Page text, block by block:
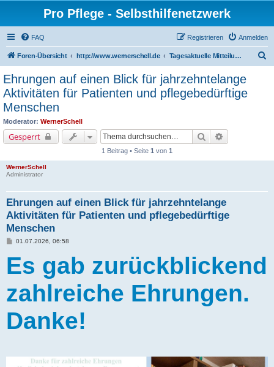
Pro Pflege - Selbsthilfenetzwerk
FAQ Anmelden
Registrieren
Foren-Übersicht http://www.wernerschell.de Tagesaktuelle Mitteilungen
Ehrungen auf einen Blick für jahrzehntelange
Aktivitäten für Patienten und pflegebedürftige
Menschen
Moderator: WernerSchell
Gesperrt Suche
1 Beitrag • Seite 1 von 1
WernerSchell
Administrator
Ehrungen auf einen Blick für jahrzehntelange
Aktivitäten für Patienten und pflegebedürftige
Menschen
B
t
r
01.07.2026, 06:58
Es gab zurückblickend
zahlreiche Ehrungen.
Danke!